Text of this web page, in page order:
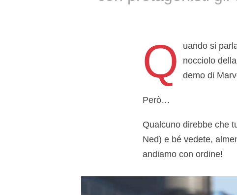
Q
uando si
nocciolo
demo di
Però…
Qualcuno direbbe che
Ned) e bé vedete,
andiamo con ordine!